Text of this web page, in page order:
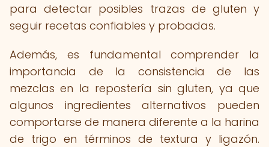
para detectar posibles trazas de gluten y
seguir recetas confiables y probadas.
Además, es fundamental comprender la
importancia de la consistencia de las
mezclas en la repostería sin gluten, ya que
algunos ingredientes alternativos pueden
comportarse de manera diferente a la harina
de trigo en términos de textura y ligazón.